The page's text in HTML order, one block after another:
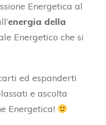
Energetica al
energia della
Energetico che si
ed espanderti
e ascolta
Energetica!